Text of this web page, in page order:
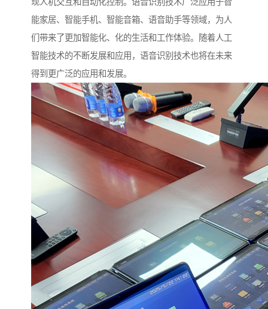
现人机交互和自动化控制。语音识别技术广泛应用于智
能家居、智能手机、智能音箱、语音助手等领域，为人
们带来了更加智能化、化的生活和工作体验。随着人工
智能技术的不断发展和应用，语音识别技术也将在未来
得到更广泛的应用和发展。